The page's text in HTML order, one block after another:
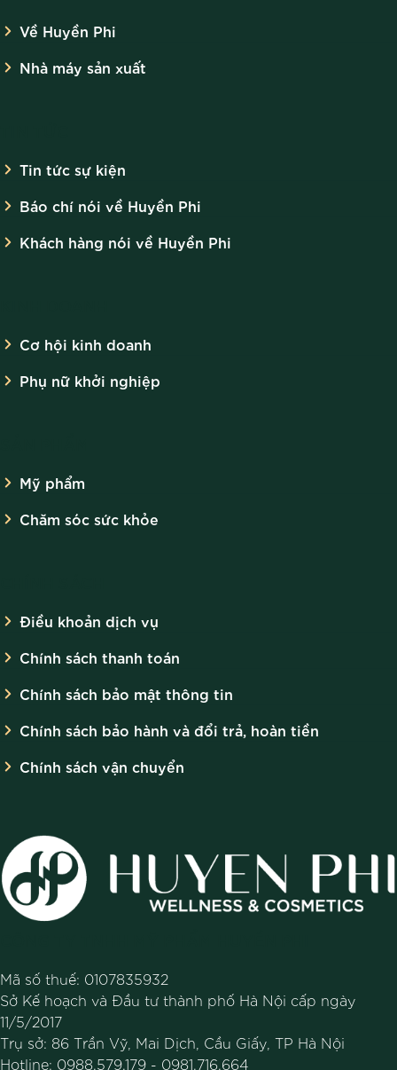
kem đúng cách. Hãy gọi tới Hotline 0988 579 179 - 0966 579
Để lại bình luận
Họ Tên *
Lưu tên của tôi, email, và trang web trong trình duyệt này
cho lần bình luận kế tiếp của tôi.
Về Huyền Phi
Nhà máy sản xuất
Tin tức sự kiện
Báo chí nói về Huyền Phi
Khách hàng nói về Huyền Phi
Cơ hội kinh doanh
Phụ nữ khởi nghiệp
Mỹ phẩm
Chăm sóc sức khỏe
Điều khoản dịch vụ
Chính sách thanh toán
Chính sách bảo mật thông tin
Chính sách bảo hành và đổi trả, hoàn tiền
Chính sách vận chuyển
Mã số thuế: 0107835932
Sở Kế hoạch và Đầu tư thành phố Hà Nội cấp ngày
11/5/2017
Trụ sở: 86 Trần Vỹ, Mai Dịch, Cầu Giấy, TP Hà Nội
Hotline: 0988.579.179 - 0981.716.664